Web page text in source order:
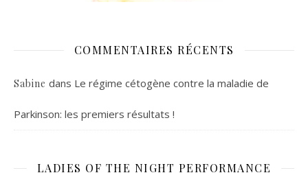
COMMENTAIRES RÉCENTS
Sabine dans Le régime cétogène contre la maladie de
Parkinson: les premiers résultats !
LADIES OF THE NIGHT PERFORMANCE